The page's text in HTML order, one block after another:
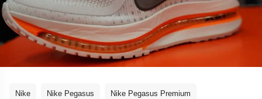
Nike Nike Pegasus Nike Pegasus Premium